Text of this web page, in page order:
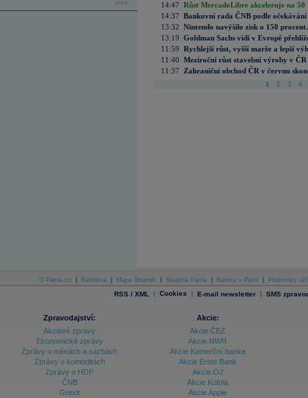
více...
14:47 Růst MercadoLibre akceleruje na
14:37 Bankovní rada ČNB podle
13:32 Nintendo navýšilo zisk o 150
13:19 Goldman Sachs vidí v Evropě
11:59 Rychlejší růst, vyšší marže a lepší
11:40 Meziroční růst stavební výroby v
11:37
Zahraniční obchod ČR v červnu
1 2 3 4
O Patria.cz Reklama Mapa Stránek Skupina Patria Kariéra v Patrii Podmínky
RSS / XML | Cookies | E-mail newsletter | SMS
Zpravodajství:
Akciové zprávy
Ekonomické zprávy
Zprávy o měnách a sazbách
Zprávy o komoditách
Zprávy o HDP
ČNB
Grexit
Akcie:
Akcie ČEZ
Akcie NWR
Akcie Komerční banka
Akcie Erste Bank
Akcie O2
Akcie Kofola
Akcie Apple